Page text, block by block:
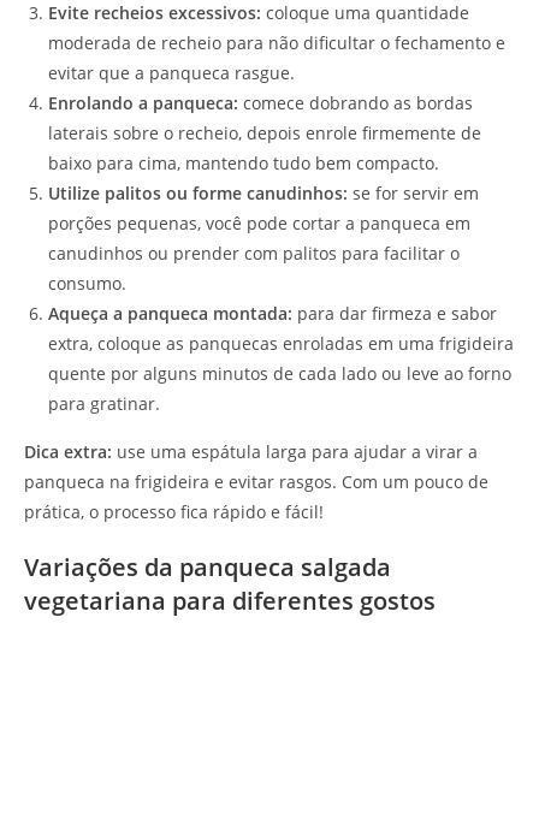
Evite recheios excessivos: coloque uma quantidade
moderada de recheio para não dificultar o fechamento e
evitar que a panqueca rasgue.
Enrolando a panqueca: comece dobrando as bordas
laterais sobre o recheio, depois enrole firmemente de
baixo para cima, mantendo tudo bem compacto.
Utilize palitos ou forme canudinhos: se for servir em
porções pequenas, você pode cortar a panqueca em
canudinhos ou prender com palitos para facilitar o
consumo.
Aqueça a panqueca montada: para dar firmeza e sabor
extra, coloque as panquecas enroladas em uma frigideira
quente por alguns minutos de cada lado ou leve ao forno
para gratinar.
Dica extra: use uma espátula larga para ajudar a virar a
panqueca na frigideira e evitar rasgos. Com um pouco de
prática, o processo fica rápido e fácil!
Variações da panqueca salgada
vegetariana para diferentes gostos